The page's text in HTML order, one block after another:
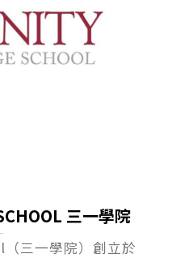
三一學院
三一學院）創立於